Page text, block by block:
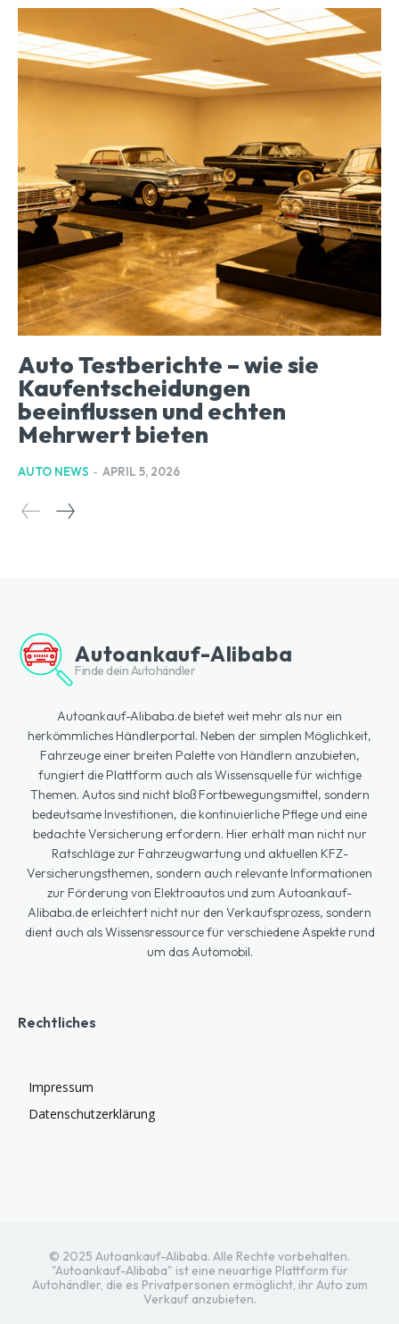
Auto Testberichte – wie sie
Kaufentscheidungen
beeinflussen und echten
Mehrwert bieten
AUTO NEWS - APRIL 5, 2026
Autoankauf-Alibaba
Finde dein Autohändler
Autoankauf-Alibaba.de bietet weit mehr als nur ein
herkömmliches Händlerportal. Neben der simplen Möglichkeit,
Fahrzeuge einer breiten Palette von Händlern anzubieten,
fungiert die Plattform auch als Wissensquelle für wichtige
Themen. Autos sind nicht bloß Fortbewegungsmittel, sondern
bedeutsame Investitionen, die kontinuierliche Pflege und eine
bedachte Versicherung erfordern. Hier erhält man nicht nur
Ratschläge zur Fahrzeugwartung und aktuellen KFZ-
Versicherungsthemen, sondern auch relevante Informationen
zur Förderung von Elektroautos und zum Autoankauf-
Alibaba.de erleichtert nicht nur den Verkaufsprozess, sondern
dient auch als Wissensressource für verschiedene Aspekte rund
um das Automobil.
Rechtliches
Impressum
Datenschutzerklärung
© 2025 Autoankauf-Alibaba. Alle Rechte vorbehalten.
"Autoankauf-Alibaba" ist eine neuartige Plattform für
Autohändler, die es Privatpersonen ermöglicht, ihr Auto zum
Verkauf anzubieten.